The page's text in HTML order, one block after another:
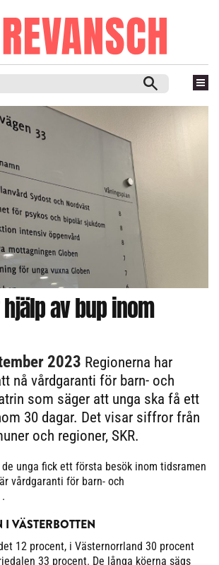
av bup inom
2023 Regionerna har
nå vårdgaranti för barn- och
som säger att unga ska få ett
30 dagar. Det visar siffror från
och regioner, SKR.
unga fick ett första besök inom tidsramen
vårdgaranti för barn- och
VÄSTERBOTTEN
12 procent, i Västernorrland 30 procent
33 procent. De långa köerna sägs